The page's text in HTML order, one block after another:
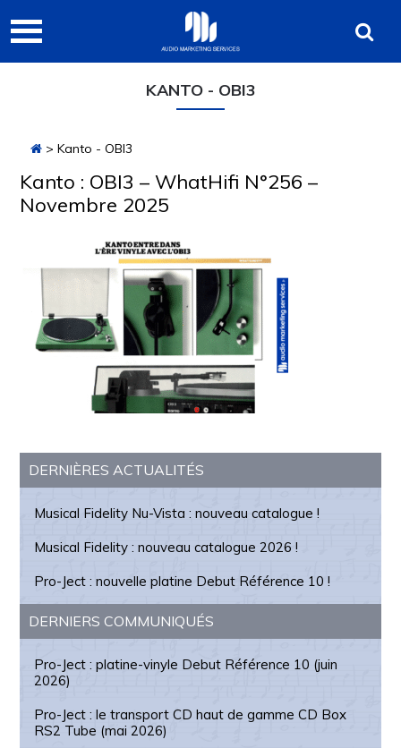
la
au
contenu
la
Audio
Marketing
Services
KANTO - OBI3
> Kanto - OBI3
Kanto : OBI3 – WhatHifi N°256 –
Novembre 2025
Barre
latérale
principale
DERNIÈRES ACTUALITÉS
Musical Fidelity Nu-Vista : nouveau catalogue !
Musical Fidelity : nouveau catalogue 2026 !
Pro-Ject : nouvelle platine Debut Référence 10 !
DERNIERS COMMUNIQUÉS
Pro-Ject : platine-vinyle Debut Référence 10 (juin
2026)
Pro-Ject : le transport CD haut de gamme CD Box
RS2 Tube (mai 2026)